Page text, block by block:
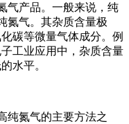
气产品。一般来说，纯
氮气。其杂质含量极
碳等微量气体成分。例
工业应用中，杂质含量
水平。
纯氮气的主要方法之